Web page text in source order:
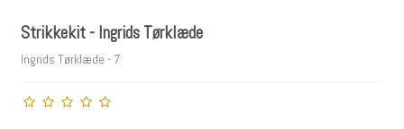
Strikkekit - Ingrids Tørklæde
Ingrids Tørklæde - 7